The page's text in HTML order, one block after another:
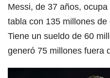
Messi, de 37 años,
tabla con 135 millones
Tiene un sueldo de 60
generó 75 millones fuera